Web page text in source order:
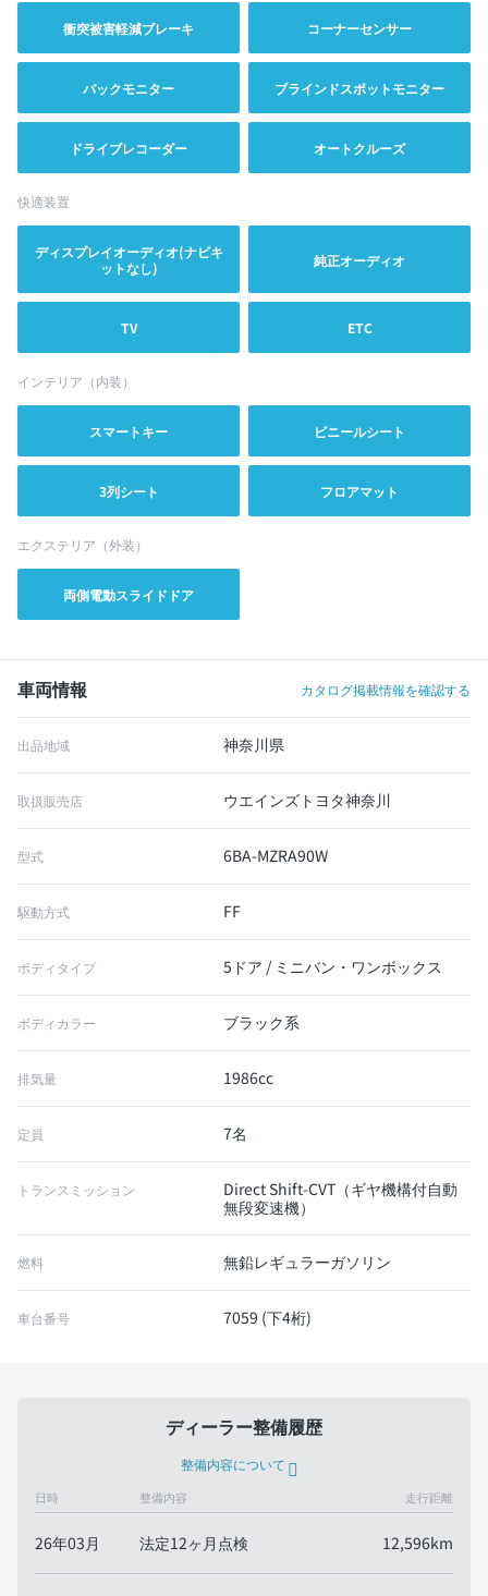
衝突被害軽減ブレーキ コーナーセンサー
バックモニター ブラインドスポットモニター
ドライブレコーダー オートクルーズ
快適装置
ディスプレイオーディオ(ナビキ
ットなし)
純正オーディオ
TV ETC
インテリア（内装）
スマートキー ビニールシート
3列シート フロアマット
エクステリア（外装）
両側電動スライドドア
車両情報 カタログ掲載情報を確認する
出品地域 神奈川県
取扱販売店 ウエインズトヨタ神奈川
型式 6BA-MZRA90W
駆動方式 FF
ボディタイプ 5ドア / ミニバン・ワンボックス
ボディカラー ブラック系
排気量 1986cc
定員 7名
トランスミッション
Direct Shift-CVT（ギヤ機構付自動
無段変速機）
燃料 無鉛レギュラーガソリン
車台番号 7059 (下4桁)
ディーラー整備履歴
整備内容について
日時 整備内容 走行距離
26年03月 法定12ヶ月点検 12,596km